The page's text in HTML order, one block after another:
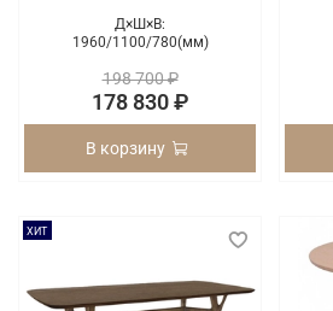
Д×Ш×В:
1960/1100/780(мм)
198 700 ₽
178 830 ₽
В корзину
ХИТ